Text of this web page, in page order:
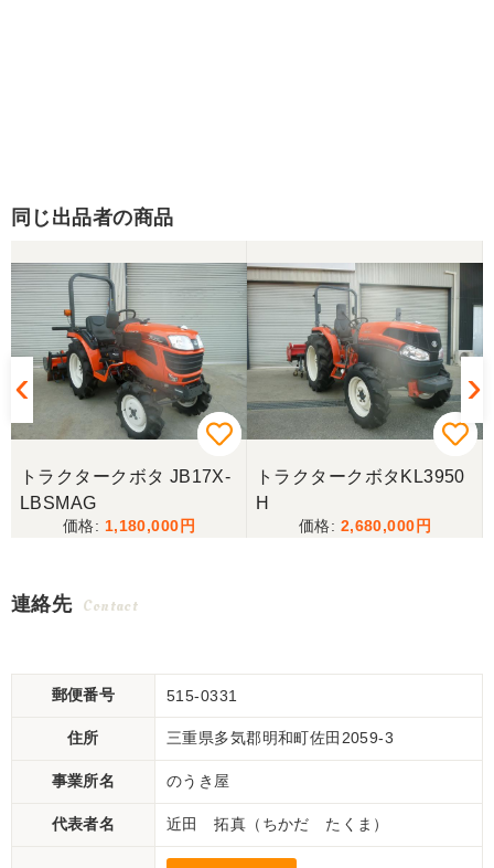
同じ出品者の商品
トラクタークボタ JB17X-
LBSMAG
1,180,000
トラクタークボタKL3950
H
2,680,000
連絡先 Contact
郵便番号 515-0331
住所 三重県多気郡明和町佐田2059-3
事業所名 のうき屋
代表者名 近田 拓真（ちかだ たくま）